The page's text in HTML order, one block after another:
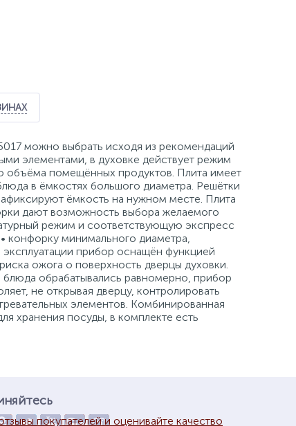
можно выбрать исходя из рекомендаций
элементами, в духовке действует режим
объёма помещённых продуктов. Плита имеет
в ёмкостях большого диаметра. Решётки
ёмкость на нужном месте. Плита
дают возможность выбора желаемого
режим и соответствующую экспресс
конфорку минимального диаметра,
эксплуатации прибор оснащён функцией
ожога о поверхность дверцы духовки.
обрабатывались равномерно, прибор
не открывая дверцу, контролировать
элементов. Комбинированная
хранения посуды, в комплекте есть